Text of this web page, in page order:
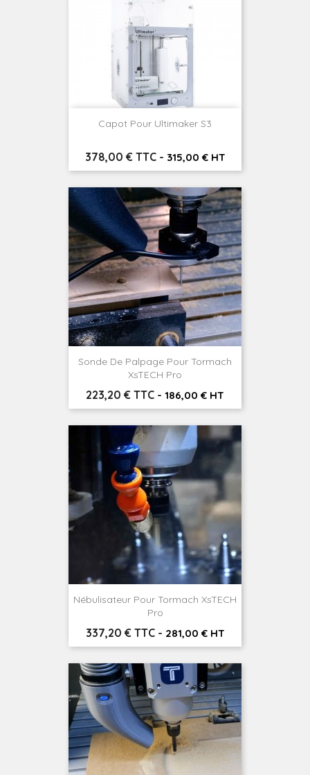
Capot Pour Ultimaker S3
Prix
378,00 € TTC - 315,00 € HT
Sonde De Palpage Pour Tormach
XsTECH Pro
Prix
223,20 € TTC - 186,00 € HT
Nébulisateur Pour Tormach XsTECH
Pro
Prix
337,20 € TTC - 281,00 € HT